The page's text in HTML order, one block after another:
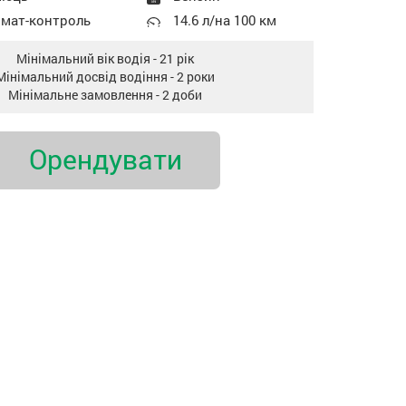
контроль
14.6 л/на 100 км
Мінімальний вік водія - 21 рік
досвід водіння - 2 роки
Мінімальне замовлення - 2 доби
Oрендувати